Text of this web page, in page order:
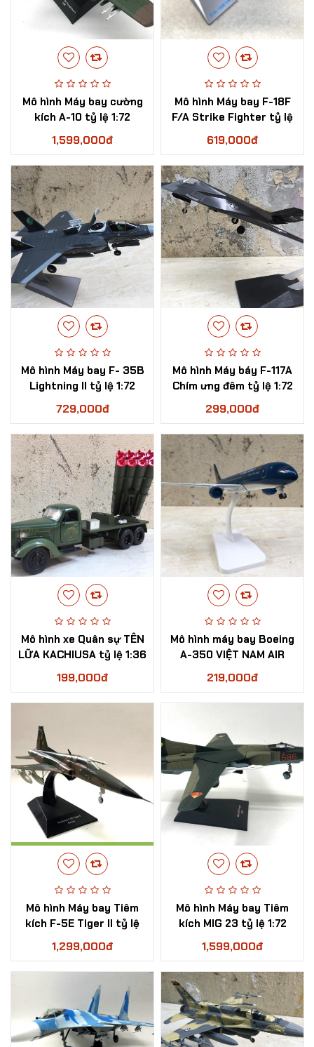
Mô hình Máy bay cường
kích A-10 tỷ lệ 1:72
1,599,000đ
Mô hình Máy bay F-18F
F/A Strike Fighter tỷ lệ
1:100
619,000đ
Mô hình Máy bay F- 35B
Lightning II tỷ lệ 1:72
729,000đ
Mô hình Máy báy F-117A
Chím ưng đêm tỷ lệ 1:72
299,000đ
Mô hình xe Quân sự TÊN
LỮA KACHIUSA tỷ lệ 1:36
199,000đ
Mô hình máy bay Boeing
A-350 VIỆT NAM AIR
LINE 1:350
219,000đ
Mô hình Máy bay Tiêm
kích F-5E Tiger II tỷ lệ
1:72
1,299,000đ
Mô hình Máy bay Tiêm
kích MIG 23 tỷ lệ 1:72
1,599,000đ